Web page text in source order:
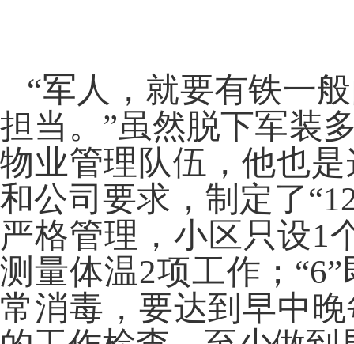
“军人，就要有铁一
担当。”虽然脱下军装
物业管理队伍，他也
和公司要求，制定了
严格管理，小区只设1
测量体温2项工作；
常消毒，要达到早中